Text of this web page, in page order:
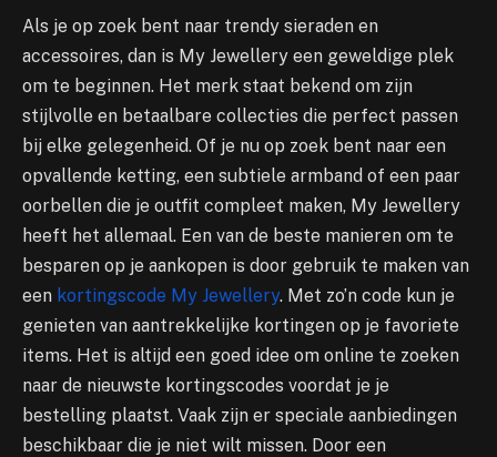
Als je op zoek bent naar trendy sieraden en
accessoires, dan is My Jewellery een geweldige plek
om te beginnen. Het merk staat bekend om zijn
stijlvolle en betaalbare collecties die perfect passen
bij elke gelegenheid. Of je nu op zoek bent naar een
opvallende ketting, een subtiele armband of een paar
oorbellen die je outfit compleet maken, My Jewellery
heeft het allemaal. Een van de beste manieren om te
besparen op je aankopen is door gebruik te maken van
een kortingscode My Jewellery. Met zo’n code kun je
genieten van aantrekkelijke kortingen op je favoriete
items. Het is altijd een goed idee om online te zoeken
naar de nieuwste kortingscodes voordat je je
bestelling plaatst. Vaak zijn er speciale aanbiedingen
beschikbaar die je niet wilt missen. Door een